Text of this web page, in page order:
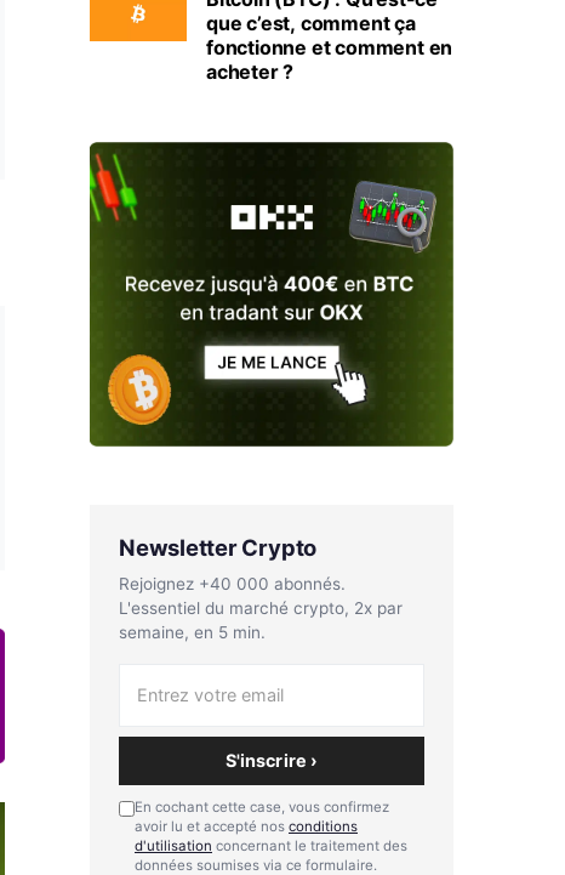
que c’est, comment ça
fonctionne et comment en
acheter ?
Newsletter Crypto
Rejoignez +40 000 abonnés.
L'essentiel du marché crypto, 2x par
semaine, en 5 min.
S'inscrire ›
En cochant cette case, vous confirmez
avoir lu et accepté nos conditions
d'utilisation concernant le traitement des
données soumises via ce formulaire.